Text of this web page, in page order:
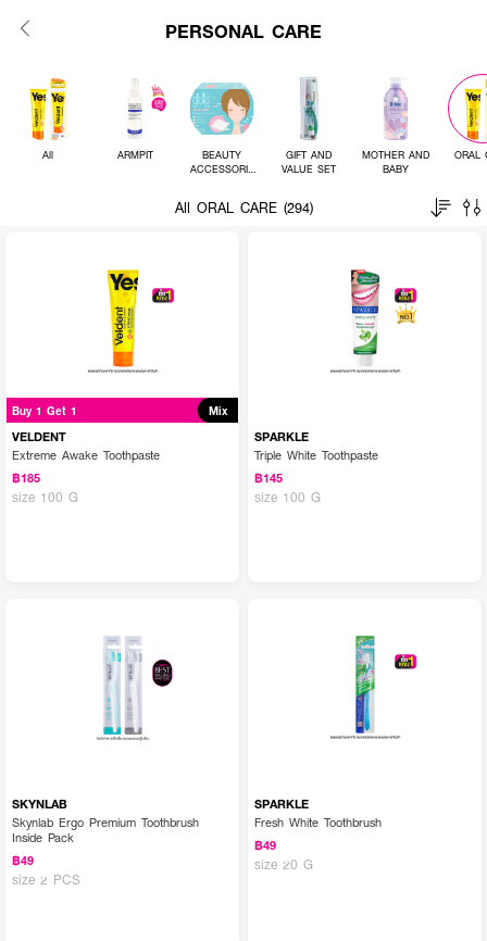
PERSONAL CARE
All ARMPIT
BEAUTY
ACCESSORIE
GIFT AND
VALUE SET
MOTHER AND
BABY
ORAL
All ORAL CARE (294)
Buy 1 Get 1 Mix
VELDENT
Extreme Awake Toothpaste
฿185
size 100 G
SPARKLE
Triple White Toothpaste
฿145
size 100 G
SKYNLAB
Skynlab Ergo Premium Toothbrush
Inside Pack
฿49
size 2 PCS
SPARKLE
Fresh White Toothbrush
฿49
size 20 G